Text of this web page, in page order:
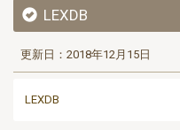
LEXDB
更新日：2018年12月15日
LEXDB